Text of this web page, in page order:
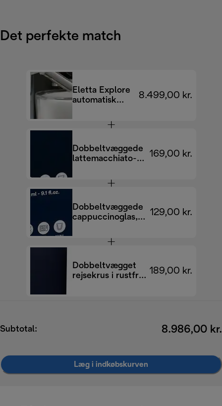
Det perfekte match
Eletta Explore
automatisk
ECAM452.67.G
EX:4
8.499,00 kr.
Dobbeltvæggede
lattemacchiato-
med 2 stk.
169,00 kr.
Dobbeltvæggede
cappuccinoglas,
2 stk.
129,00 kr.
Dobbeltvægget
rejsekrus i rustfrit
189,00 kr.
Subtotal: 8.986,00 kr.
Læg i indkøbskurven